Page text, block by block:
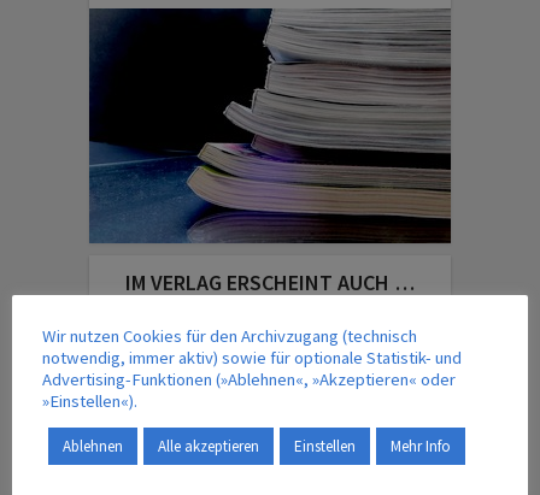
IM VERLAG ERSCHEINT AUCH …
Wir nutzen Cookies für den Archivzugang (technisch
notwendig, immer aktiv) sowie für optionale Statistik- und
Advertising-Funktionen (»Ablehnen«, »Akzeptieren« oder
»Einstellen«).
Ablehnen Alle akzeptieren Einstellen Mehr Info